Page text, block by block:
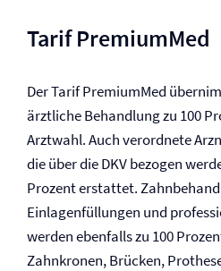
Tarif PremiumMed
Der Tarif PremiumMed
ärztliche Behandlung zu 100
Arztwahl. Auch verordnete
die über die DKV bezogen
Prozent erstattet.
Einlagenfüllungen und
werden ebenfalls zu 100
Zahnkronen, Brücken,